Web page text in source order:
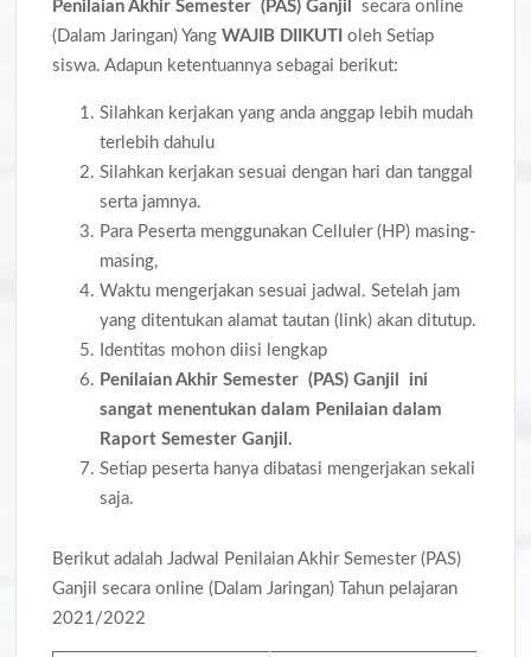
PenilaianAkhir Semester (PAS) Ganjil
secara online
(Dalam Jaringan) YangWAJIB DI KUTI oleh Setiap
siswa. Adapun ketentuannya sebagai berikut:
Silahkan kerjakan yang anda anggap lebih mudah
terlebih dahulu
Silahkan kerjakan sesuai dengan hari dan tanggal
serta jamnya.
Para Peserta menggunakan Celluler (HP) masing-
masing,
Waktu mengerjakan sesuai jadwal. Setelah jam
yang ditentukan alamat tautan (link) akan ditutup.
Identitas mohon diisi lengkap
PenilaianAkhir Semester (PAS) Ganjil ini
sangat menentukan dalam Penilaian dalam
Raport Semester Ganjil.
Setiap peserta hanya dibatasi mengerjakan sekali
saja.
Berikut adalah Jadwal Penilaian Akhir Semester (PAS)
Ganjil secara online (Dalam Jaringan) Tahun pelajaran
2021/2022